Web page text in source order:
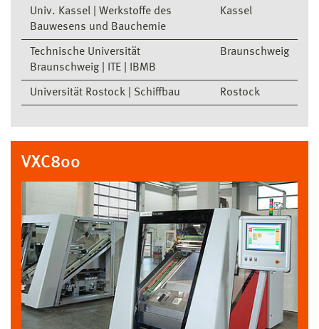
Univ. Kassel | Werkstoffe des
Bauwesens und Bauchemie
Kassel
Technische Universität
Braunschweig | ITE | IBMB
Braunschweig
Universität Rostock | Schiffbau Rostock
VXC800